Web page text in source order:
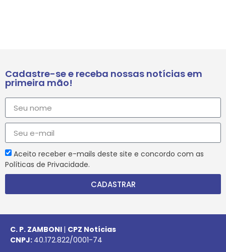
Cadastre-se e receba nossas notícias em
primeira mão!
Aceito receber e-mails deste site e concordo com as
Políticas de Privacidade.
CADASTRAR
C. P. ZAMBONI | CPZ Notícias
CNPJ: 40.172.822/0001-74